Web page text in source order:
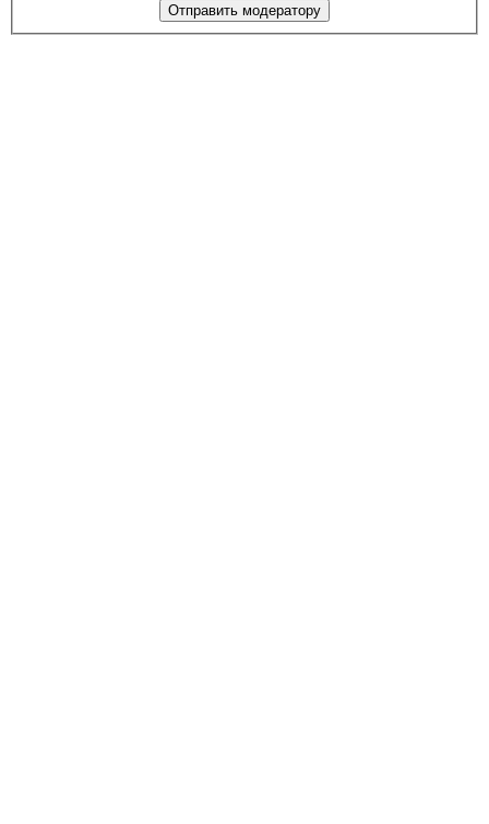
Отправить модератору